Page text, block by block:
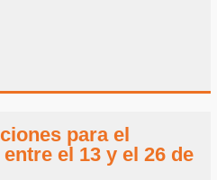
para el
el 13 y el 26 de